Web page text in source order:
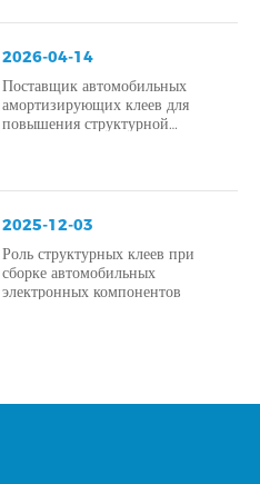
структурной целостности.
2026-04-14
Поставщик автомобильных
амортизирующих клеев для
повышения структурной
2025-12-03
Роль структурных клеев при
сборке автомобильных
электронных компонентов